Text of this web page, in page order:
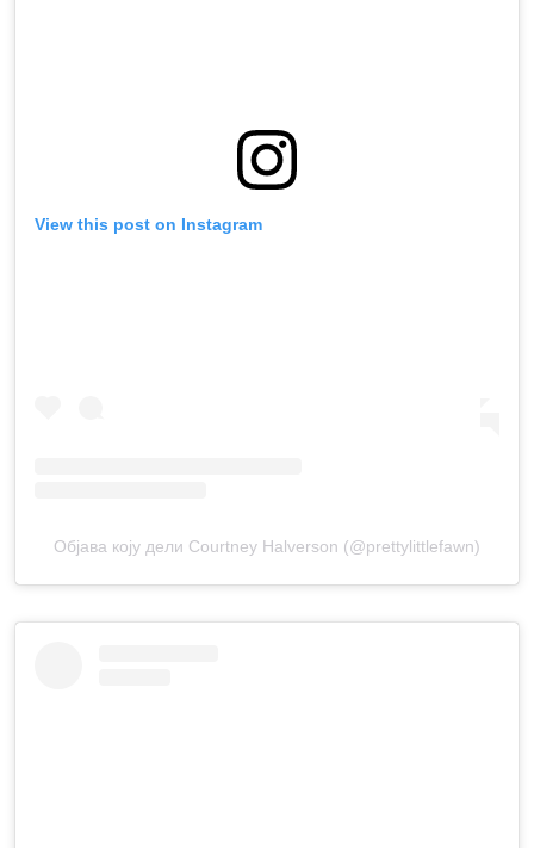
View this post on Instagram
Објава коју дели Courtney Halverson (@prettylittlefawn)